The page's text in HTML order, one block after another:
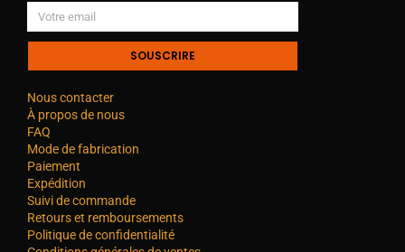
SOUSCRIRE
Nous contacter
À propos de nous
FAQ
Mode de fabrication
Paiement
Expédition
Suivi de commande
Retours et remboursements
Politique de confidentialité